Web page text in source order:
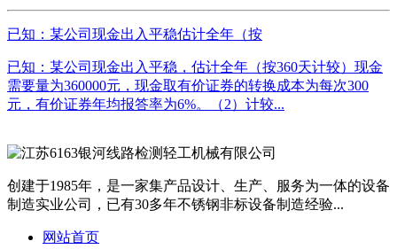
已知：某公司现金出入平稳估计全年（按
已知：某公司现金出入平稳，估计全年（按360天计较）现金
需要量为360000元，现金取有价证券的转换成本为每次300
元，有价证券年均报答率为6%。（2）计较...
创建于1985年，是一家集产品设计、生产、服务为一体的设备
制造实业公司，已有30多年不锈钢非标设备制造经验...
网站首页